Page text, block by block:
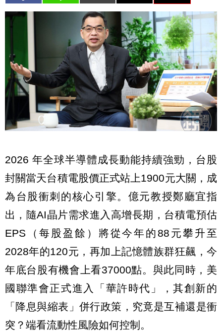
2026 年全球半導體成長動能持續強勁，台股
封關當天台積電股價正式站上1900元大關，成
為台股衝刺的核心引擎。億元教授鄭廳宜指
出，隨AI晶片需求進入高增長期，台積電預估
EPS（每股盈餘）將從今年的88元攀升至
2028年的120元，再加上記憶體族群狂飆，今
年底台股有機會上看37000點。與此同時，美
國聯準會正式進入「華許時代」，其創新的
「降息與縮表」併行政策，究竟是互補還是衝
突？端看流動性風險如何控制。